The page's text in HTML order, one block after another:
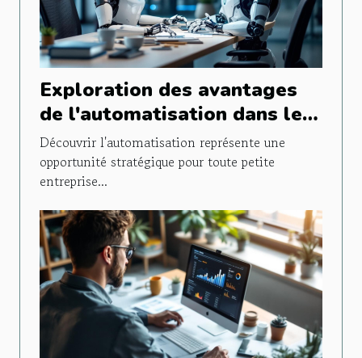
Exploration des avantages
de l'automatisation dans les
petites entreprises
Découvrir l'automatisation représente une
opportunité stratégique pour toute petite
entreprise...